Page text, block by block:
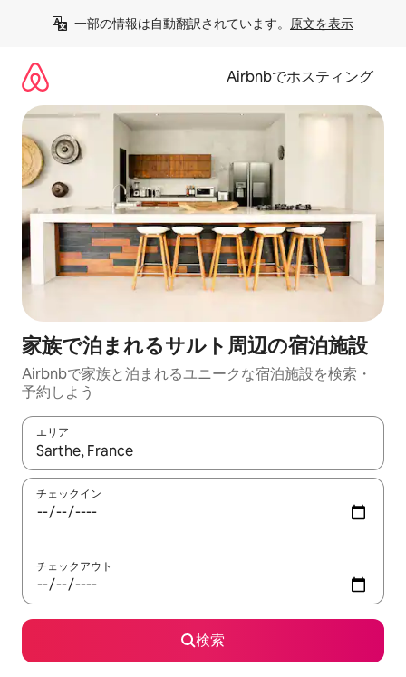
一部の情報は自動翻訳されています。 原文を表示
Airbnbでホスティング
家族で泊まれるサルト周辺の宿泊施設
Airbnbで家族と泊まれるユニークな宿泊施設を検索・
予約しよう
エリア
検索結果が表示されたら、上下の矢印キーを使って移動するか
チェックイン
チェックアウト
検索